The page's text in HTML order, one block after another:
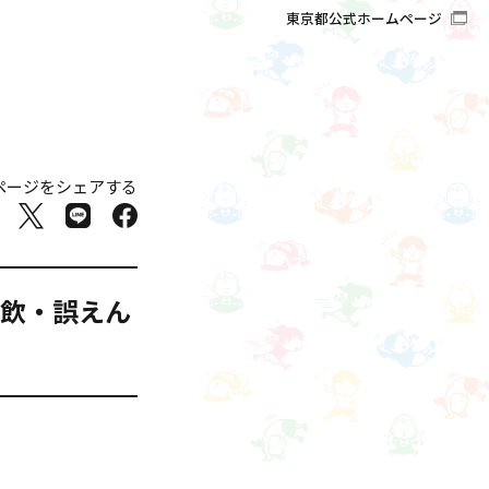
東京都公式ホームページ
ージをシェアする
・誤えん